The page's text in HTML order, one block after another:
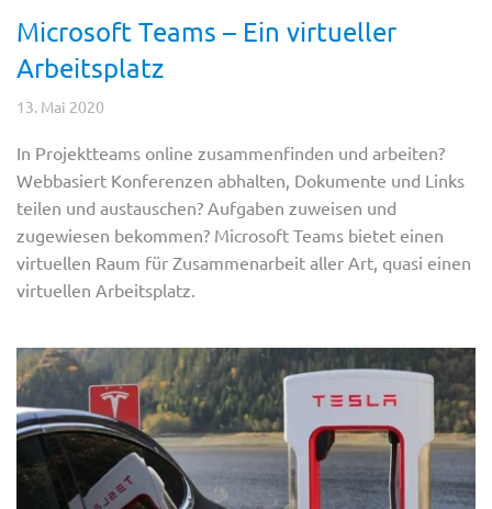
Microsoft Teams – Ein virtueller
Arbeitsplatz
13. Mai 2020
In Projektteams online zusammenfinden und arbeiten?
Webbasiert Konferenzen abhalten, Dokumente und Links
teilen und austauschen? Aufgaben zuweisen und
zugewiesen bekommen? Microsoft Teams bietet einen
virtuellen Raum für Zusammenarbeit aller Art, quasi einen
virtuellen Arbeitsplatz.